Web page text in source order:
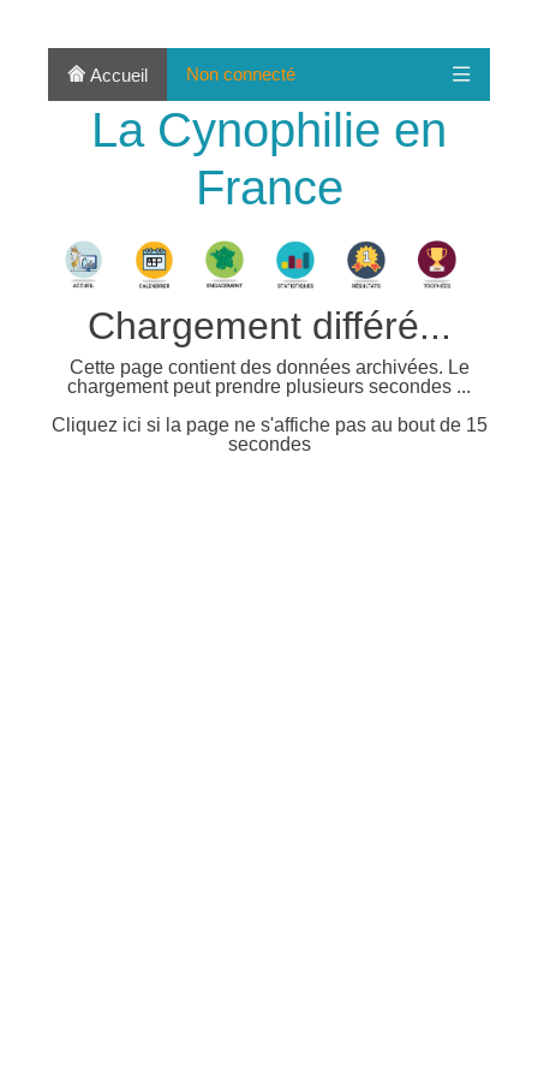
Accueil Non connecté
La Cynophilie en
France
Chargement différé...
Cette page contient des données archivées. Le
chargement peut prendre plusieurs secondes ...
Cliquez ici si la page ne s'affiche pas au bout de 15
secondes